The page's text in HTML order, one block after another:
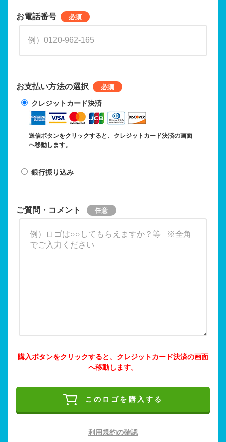
お電話番号
お支払い方法の選択
クレジットカード決済
送信ボタンをクリックすると、クレジットカード決済の画面
へ移動します。
銀行振り込み
ご質問・コメント
購入ボタンをクリックすると、クレジットカード決済の画面
へ移動します。
このロゴを購入する
利用規約の確認